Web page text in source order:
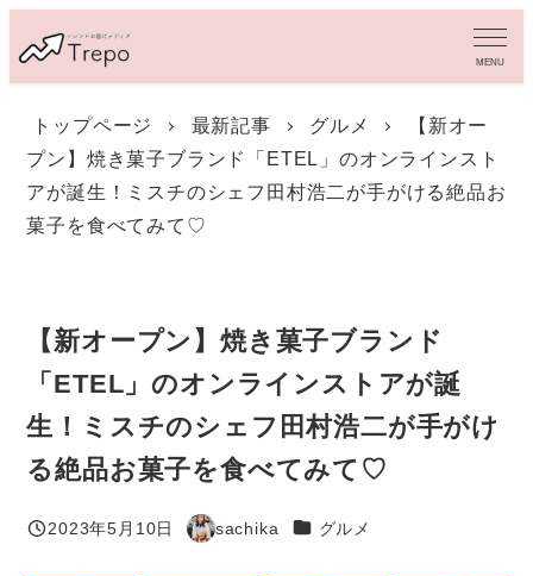
イ
MENU
トップページ 最新記事 グルメ
【新オー
プン】焼き菓子ブランド「ETEL」のオンラインスト
アが誕生！ミスチのシェフ田村浩二が手がける絶品お
菓子を食べてみて♡
【新オープン】焼き菓子ブランド
「ETEL」のオンラインストアが誕
生！ミスチのシェフ田村浩二が手がけ
る絶品お菓子を食べてみて♡
投稿日
2023年5月10日
著
sachika カテゴリー
グルメ